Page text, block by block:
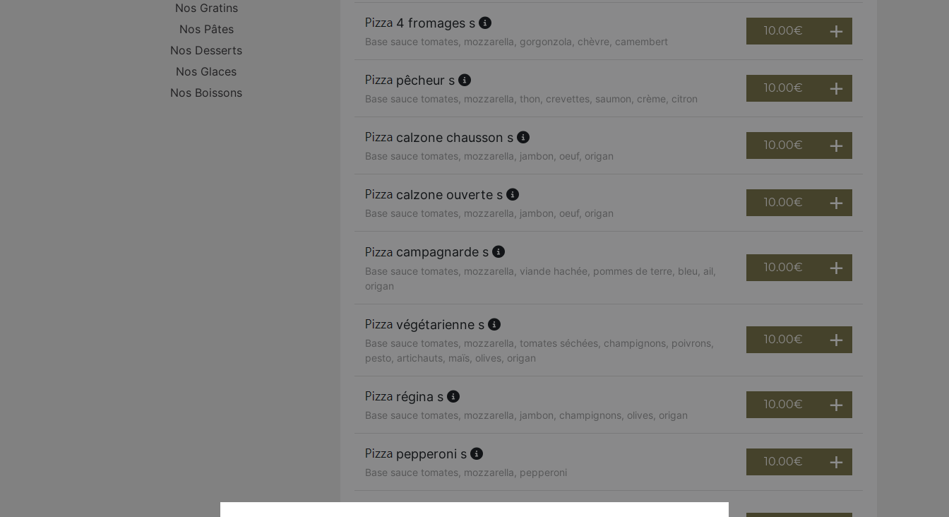
Nos Gratins
Nos Pâtes
Nos Desserts
Nos Glaces
Nos Boissons
4 fromages s
Base sauce tomates, mozzarella, gorgonzola, chèvre, camembert
10.00€
pêcheur s
Base sauce tomates, mozzarella, thon, crevettes, saumon, crème, citron
10.00€
calzone chausson s
Base sauce tomates, mozzarella, jambon, oeuf, origan
10.00€
calzone ouverte s
Base sauce tomates, mozzarella, jambon, oeuf, origan
10.00€
campagnarde s
Base sauce tomates, mozzarella, viande hachée, pommes de terre, bleu, ail,
origan
10.00€
végétarienne s
Base sauce tomates, mozzarella, tomates séchées, champignons, poivrons,
pesto, artichauts, maïs, olives, origan
10.00€
régina s
Base sauce tomates, mozzarella, jambon, champignons, olives, origan
10.00€
pepperoni s
Base sauce tomates, mozzarella, pepperoni
10.00€